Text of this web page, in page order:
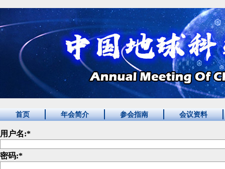
首页 年会简介 参会指南 会议资料
用户名:*
密码:*